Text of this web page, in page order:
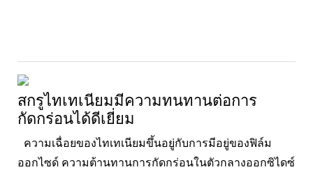
สกรูไทเทเนียมมีความทนทานต่อการ
กัดกร่อนได้ดีเยี่ยม
ความเฉื่อยของไทเทเนียมขึ้นอยู่กับการมีอยู่ของฟิล์ม
ออกไซด์ ความต้านทานการกัดกร่อนในตัวกลางออกซิไดซ์